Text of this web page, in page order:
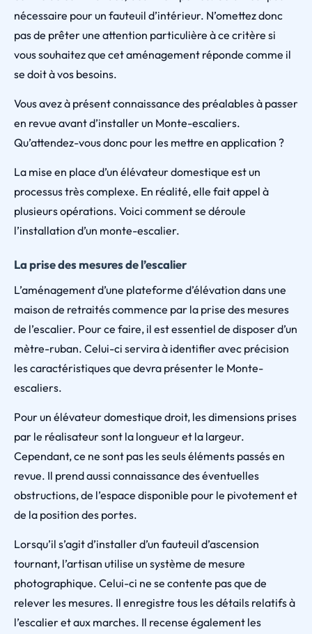
nécessaire pour un fauteuil d’intérieur. N’omettez donc
pas de prêter une attention particulière à ce critère si
vous souhaitez que cet aménagement réponde comme il
se doit à vos besoins.
Vous avez à présent connaissance des préalables à passer
en revue avant d’installer un Monte-escaliers.
Qu’attendez-vous donc pour les mettre en application ?
La mise en place d’un élévateur domestique est un
processus très complexe. En réalité, elle fait appel à
plusieurs opérations. Voici comment se déroule
l’installation d’un monte-escalier.
La prise des mesures de l’escalier
L’aménagement d’une plateforme d’élévation dans une
maison de retraités commence par la prise des mesures
de l’escalier. Pour ce faire, il est essentiel de disposer d’un
mètre-ruban. Celui-ci servira à identifier avec précision
les caractéristiques que devra présenter le Monte-
escaliers.
Pour un élévateur domestique droit, les dimensions prises
par le réalisateur sont la longueur et la largeur.
Cependant, ce ne sont pas les seuls éléments passés en
revue. Il prend aussi connaissance des éventuelles
obstructions, de l’espace disponible pour le pivotement et
de la position des portes.
Lorsqu’il s’agit d’installer d’un fauteuil d’ascension
tournant, l’artisan utilise un système de mesure
photographique. Celui-ci ne se contente pas que de
relever les mesures. Il enregistre tous les détails relatifs à
l’escalier et aux marches. Il recense également les